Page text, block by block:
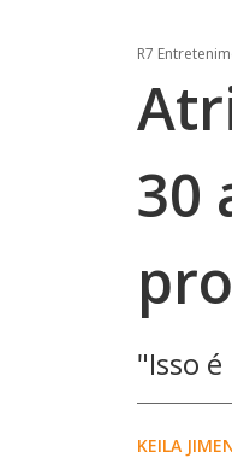
R7
30
"Isso
KEILA